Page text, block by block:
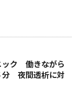
ック 働きながら
夜間透析に対